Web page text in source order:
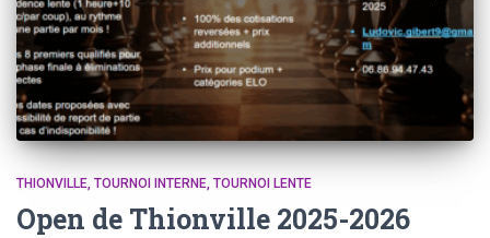
THIONVILLE TOURNOI INTERNE TOURNOI LENTE
Open de Thionville 2025-2026